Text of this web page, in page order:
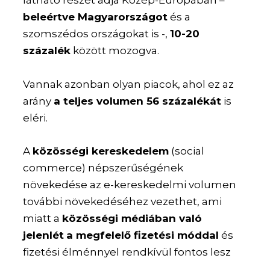
beleértve Magyarországot és a
szomszédos országokat is -,10-20
százalék között mozogva.
Vannak azonban olyan piacok, ahol ez az
arány a teljes volumen 56 százalékát is
eléri.
A közösségi kereskedelem (social
commerce) népszerűségének
növekedése az e-kereskedelmi volumen
további növekedéséhez vezethet, ami
miatt a közösségi médiában való
jelenlét a megfelelő fizetési móddal és
fizetési élménnyel rendkívül fontos lesz